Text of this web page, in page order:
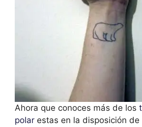
Ahora que conoces más de los
polar estas en la disposición